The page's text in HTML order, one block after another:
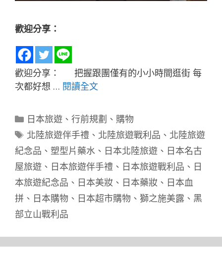
歡迎分享：
歡迎分享： 把握跟團僅有的小小時間逛街 每
次都好想 … 閱讀全文
分
類
日本旅遊、 行前規劃 、 購物
標
籤
北陸旅遊伴手禮 、 北陸旅遊戰利品 、 北陸旅遊
紀念品 、 塑型片藥水 、 日本北陸旅遊 、 日本名古
屋旅遊 、 日本旅遊伴手禮 、 日本旅遊戰利品 、 日
本旅遊紀念品 、 日本美妝 、 日本藥妝 、 日本血
拼 、 日本購物 、 日本超市購物 、 獅之施美露 、 黑
部立山戰利品